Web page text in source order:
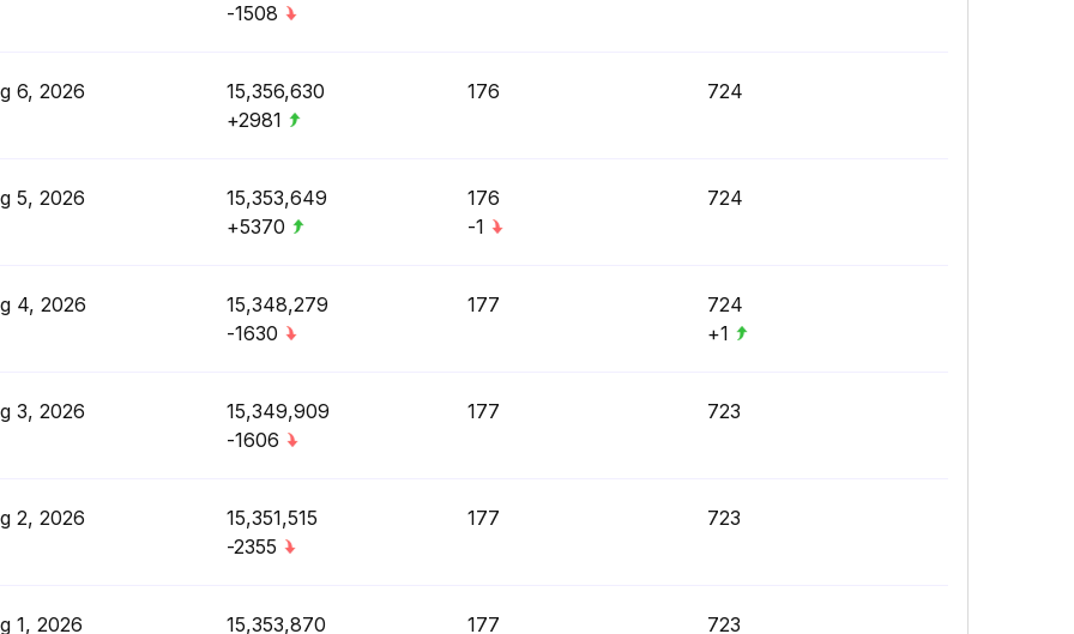
-1508
6, 2026
15,356,630
+2981
176 724
5, 2026
15,353,649
+5370
176
-1
724
4, 2026
15,348,279
-1630
177
724
+1
3, 2026
15,349,909
-1606
177 723
2, 2026
15,351,515
-2355
177 723
1, 2026
15,353,870
177 723